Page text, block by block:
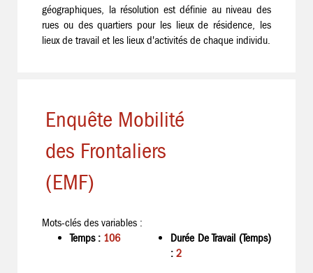
géographiques, la résolution est définie au niveau des
rues ou des quartiers pour les lieux de résidence, les
lieux de travail et les lieux d'activités de chaque individu.
Enquête Mobilité
des Frontaliers
(EMF)
Mots-clés des variables :
Temps : 106
Durée De Travail (Temps)
: 2